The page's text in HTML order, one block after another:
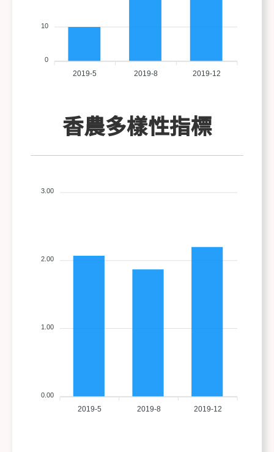
2019-5 2019-8 2019-12
10
0
香農多樣性指標
2019-5 2019-8 2019-12
3.00
2.00
1.00
0.00